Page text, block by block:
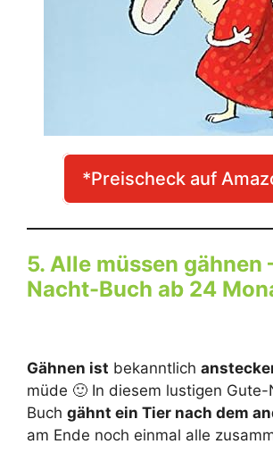
*Preischeck auf
5. Alle müssen gähnen
Nacht-Buch ab 24
Gähnen ist bekanntlich
müde 🙂 In diesem lustigen
Buch gähnt ein Tier nach dem
am Ende noch einmal alle